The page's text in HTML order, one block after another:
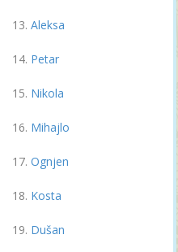
Aleksa
Petar
Nikola
Mihajlo
Ognjen
Kosta
Dušan